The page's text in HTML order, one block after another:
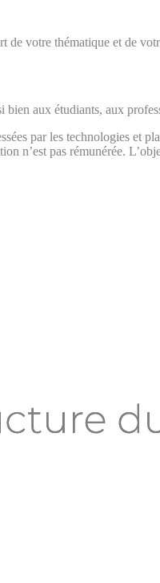
de votre thématique et de
aux étudiants, aux
par les technologies et
n’est pas rémunérée.